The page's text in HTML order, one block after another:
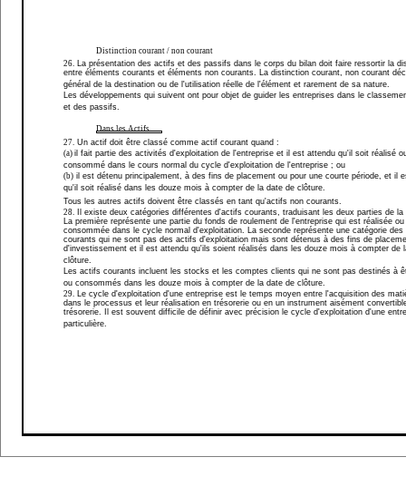
Distinction courant / non courant
26. La présentation des actifs et des passifs dans le corps du bilan doit faire ressortir la
entre éléments courants et éléments non courants. La distinction courant, non courant
général de la destination ou de l'utilisation réelle de l'élément et rarement de sa nature.
Les développements qui suivent ont pour objet de guider les entreprises dans le
et des passifs.
Dans les Actifs
27. Un actif doit être classé comme actif courant quand :
(a) il fait partie des activités d'exploitation de l'entreprise et il est attendu qu'il soit réalisé
consommé dans le cours normal du cycle d'exploitation de l'entreprise ; ou
(b) il est détenu principalement, à des fins de placement ou pour une courte période, et il
qu'il soit réalisé dans les douze mois à compter de la date de clôture.
Tous les autres actifs doivent être classés en tant qu'actifs non courants.
28. Il existe deux catégories différentes d'actifs courants, traduisant les deux parties de la
La première représente une partie du fonds de roulement de l'entreprise qui est réalisée ou
consommée dans le cycle normal d'exploitation. La seconde représente une catégorie des
courants qui ne sont pas des actifs d'exploitation mais sont détenus à des fins de
d'investissement et il est attendu qu'ils soient réalisés dans les douze mois à compter de
clôture.
Les actifs courants incluent les stocks et les comptes clients qui ne sont pas destinés à
ou consommés dans les douze mois à compter de la date de clôture.
29. Le cycle d'exploitation d'une entreprise est le temps moyen entre l'acquisition des
dans le processus et leur réalisation en trésorerie ou en un instrument aisément
trésorerie. Il est souvent difficile de définir avec précision le cycle d'exploitation d'une
particulière.